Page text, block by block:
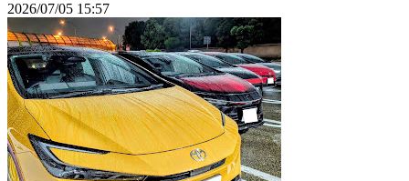
2026/07/05 15:57